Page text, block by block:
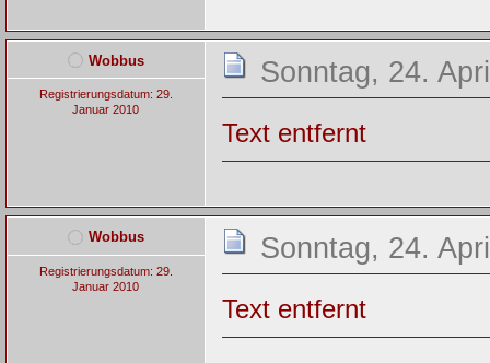
Wobbus
Registrierungsdatum: 29.
Januar 2010
Sonntag, 24.
Text entfernt
Wobbus
Registrierungsdatum: 29.
Januar 2010
Sonntag, 24.
Text entfernt